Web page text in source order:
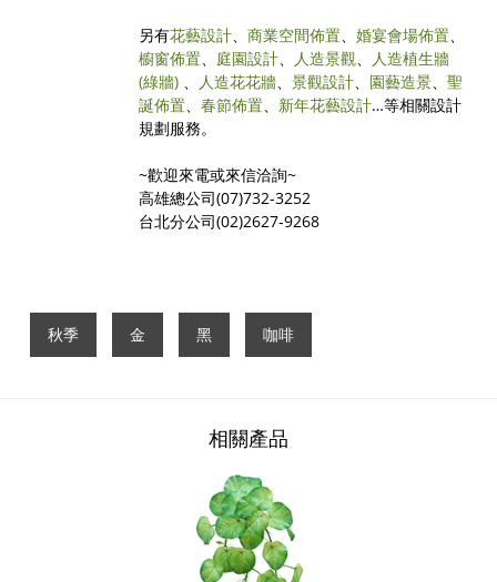
另有花藝設計、商業空間佈置、婚宴會場佈置、
櫥窗佈置、 庭園設計、 人造景觀、 人造植生牆
(綠牆) 、 人造花花牆、景觀設計、 園藝造景、聖
誕佈置、春節佈置、 新年花藝設計…等相關設計
規劃服務。
~歡迎來電或來信洽詢~
高雄總公司(07)732-3252
台北分公司(02)2627-9268
秋季 金 黑 咖啡
相關產品